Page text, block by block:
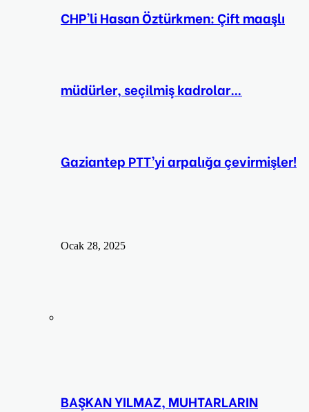
CHP’li Hasan Öztürkmen: Çift maaşlı
müdürler, seçilmiş kadrolar…
Gaziantep PTT’yi arpalığa çevirmişler!
Ocak 28, 2025
BAŞKAN YILMAZ, MUHTARLARIN